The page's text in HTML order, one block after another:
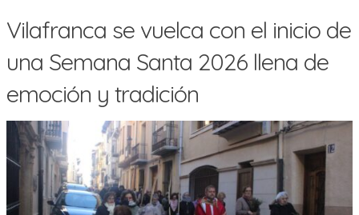
Vilafranca se vuelca con el inicio de
una Semana Santa 2026 llena de
emoción y tradición